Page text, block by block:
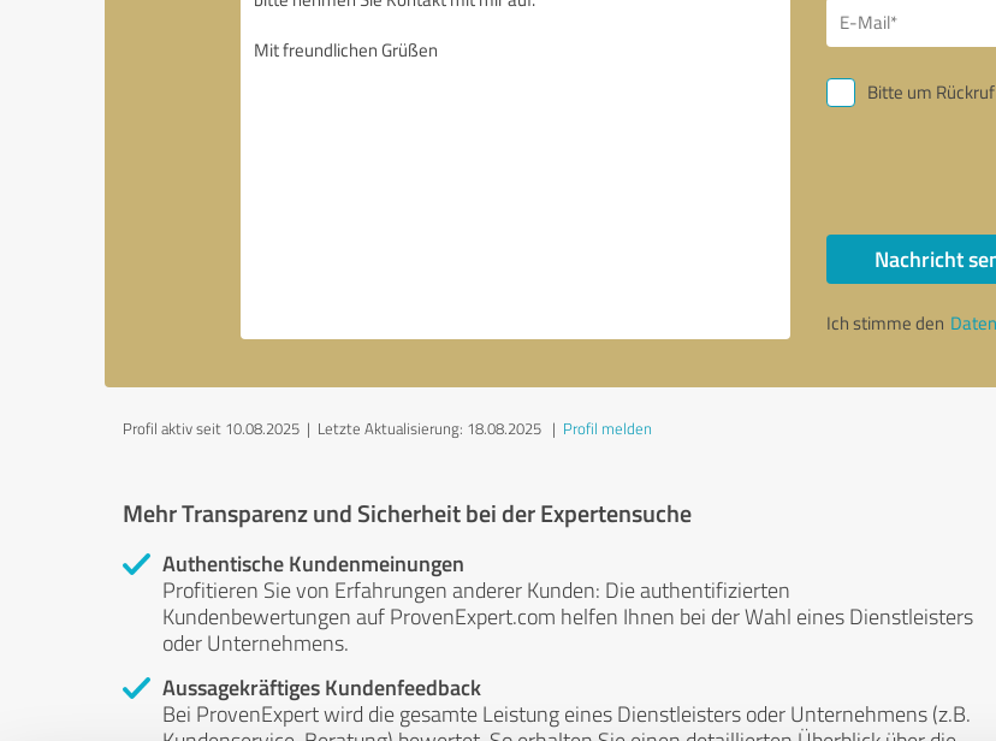
Bitte um Rückruf
Nachricht
Ich stimme den
Profil aktiv seit 10.08.2025 | Letzte Aktualisierung: 18.08.2025 | Profil melden
Mehr Transparenz und Sicherheit bei der Expertensuche
Authentische Kundenmeinungen
Profitieren Sie von Erfahrungen anderer Kunden: Die authentifizierten
Kundenbewertungen auf ProvenExpert.com helfen Ihnen bei der Wahl eines Dienstleisters
oder Unternehmens.
Aussagekräftiges Kundenfeedback
Bei ProvenExpert wird die gesamte Leistung eines Dienstleisters oder Unternehmens (z.B.